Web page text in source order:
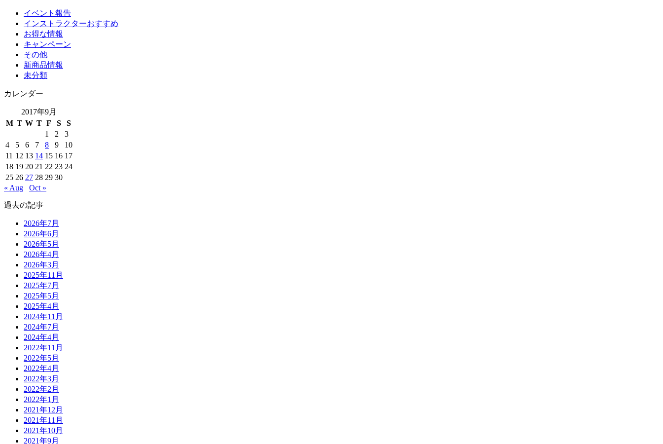
イベント報告
インストラクターおすすめ
お得な情報
キャンペーン
その他
新商品情報
未分類
カレンダー
2017年9月
M T W T F S
S
1
2
3
4
5 6 7 8 9
10
11 12 13 14 15 16 17
18 19 20 21 22 23 24
25 26 27 28 29 30
« Aug
Oct »
過去の記事
2026年7月
2026年6月
2026年5月
2026年4月
2026年3月
2025年11月
2025年7月
2025年5月
2025年4月
2024年11月
2024年7月
2024年4月
2022年11月
2022年5月
2022年4月
2022年3月
2022年2月
2022年1月
2021年12月
2021年11月
2021年10月
2021年9月